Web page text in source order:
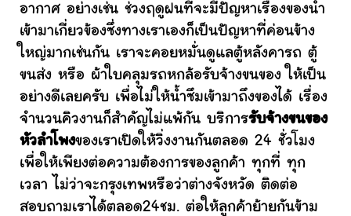
อากาศ อย่างเช่น ช่วงฤดูฝนที่จะมีปัญหาเรื่องของน้ำ
เข้ามาเกี่ยวข้องซึ่งทางเราเองก็เป็นปัญหาที่ค่อนข้าง
ใหญ่มากเช่นกัน เราจะคอยหมั่นดูแลตู้หลังคารถ ตู้
ขนส่ง หรือ ผ้าใบคลุมรถหกล้อรับจ้างขนของ ให้เป็น
อย่างดีเลยครับ เพื่อไม่ให้น้ำซึมเข้ามาถึงของได้ เรื่อง
จำนวนคิวงานก็สำคัญไม่แพ้กัน บริการรับจ้างขนของ
หัวลำโพงของเราเปิดให้วิ่งงานกันตลอด 24 ชั่วโมง
เพื่อให้เพียงต่อความต้องการของลูกค้า ทุกที่ ทุก
เวลา ไม่ว่าจะกรุงเทพหรือว่าต่างจังหวัด ติดต่อ
สอบถามเราได้ตลอด24ชม. ต่อให้ลูกค้าย้ายกันข้าม